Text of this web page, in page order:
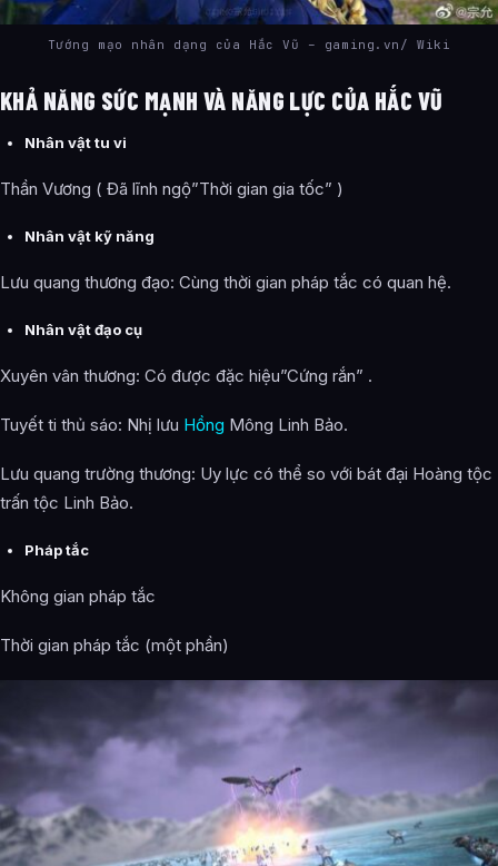
Tướng mạo nhân dạng của Hắc Vũ – gaming.vn/ Wiki
KHẢ NĂNG SỨC MẠNH VÀ NĂNG LỰC CỦA HẮC VŨ
Nhân vật tu vi
Thần Vương ( Đã lĩnh ngộ”Thời gian gia tốc” )
Nhân vật kỹ năng
Lưu quang thương đạo: Cùng thời gian pháp tắc có quan hệ.
Nhân vật đạo cụ
Xuyên vân thương: Có được đặc hiệu”Cứng rắn” .
Tuyết ti thủ sáo: Nhị lưu Hồng Mông Linh Bảo.
Lưu quang trường thương: Uy lực có thể so với bát đại Hoàng tộc
trấn tộc Linh Bảo.
Pháp tắc
Không gian pháp tắc
Thời gian pháp tắc (một phần)